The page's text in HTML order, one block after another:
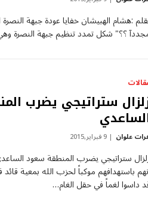
:هشام الهبيشان خفايا عودة جبهة
؟؟" شكل تمدد تنظيم جبهة النصرة
ستراتيجي يضرب
علوان 9 فبراير,2015
ستراتيجي يضرب المنطقة سعود
باستهدافهم موكباً لحزب الله بمعية
داسوا لغماً في حقل الغام…